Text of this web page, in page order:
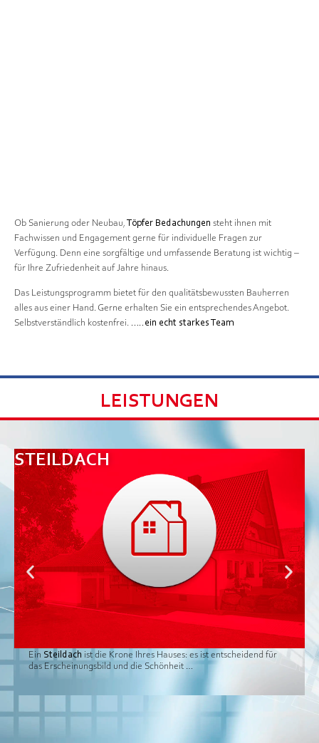
Ob Sanierung oder Neubau, Töpfer Bedachungen steht ihnen mit
Fachwissen und Engagement gerne für individuelle Fragen zur
Verfügung. Denn eine sorgfältige und umfassende Beratung ist wichtig –
für Ihre Zufriedenheit auf Jahre hinaus.
Das Leistungsprogramm bietet für den qualitätsbewussten Bauherren
alles aus einer Hand. Gerne erhalten Sie ein entsprechendes Angebot.
Selbstverständlich kostenfrei.
…..ein echt starkes Team
LEISTUNGEN
STEILDACH
Ein Steildach ist die Krone Ihres Hauses: es ist entscheidend für
das Erscheinungsbild und die Schönheit …